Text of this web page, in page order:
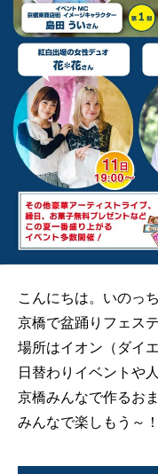
こんにちは。いのっ
京橋で盆踊りフェス
場所はイオン（ダイ
日替わりイベントや
京橋みんなで作るおま
みんなで楽しもう～！